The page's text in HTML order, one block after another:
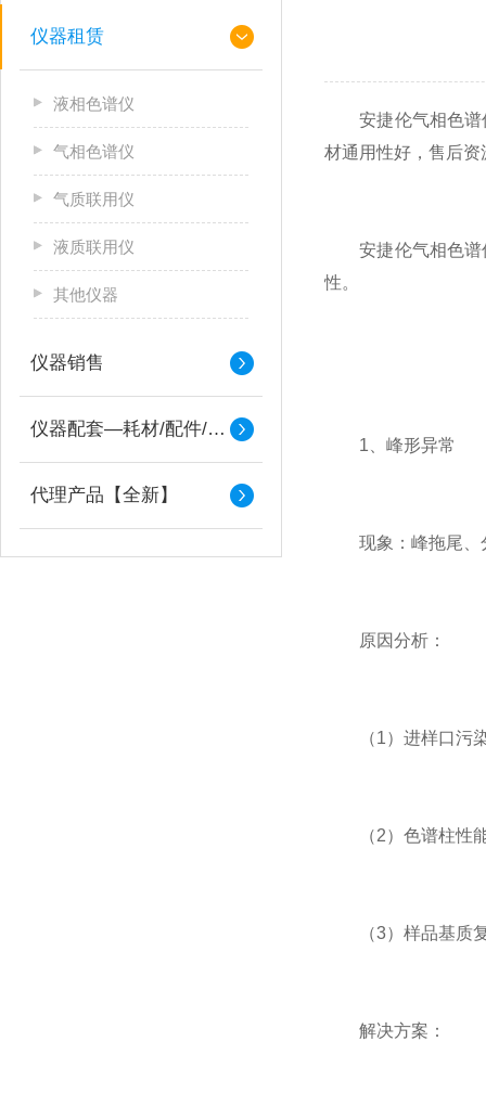
仪器租赁
液相色谱仪
气相色谱仪
气质联用仪
液质联用仪
其他仪器
仪器销售
仪器配套—耗材/配件/备件
代理产品【全新】
安捷伦气相色谱仪
材通用性好，售后
安捷伦气相色谱
性。
1、峰形异常
现象：峰拖尾、
原因分析：
（1）进样口污染
（2）色谱柱性
（3）样品基质复
解决方案：